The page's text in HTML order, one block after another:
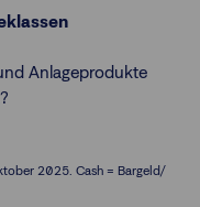
Anlageprodukte
2025. Cash = Bargeld/